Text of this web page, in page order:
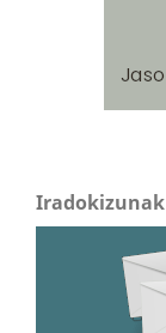
Iradokizunak